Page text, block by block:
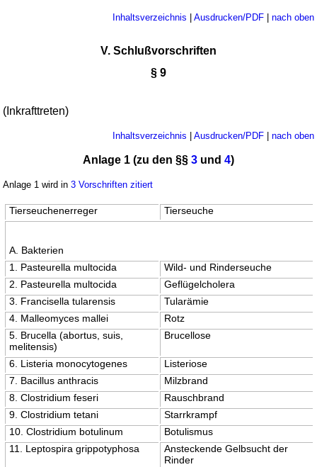
Inhaltsverzeichnis | Ausdrucken/PDF| nach oben
V. Schlußvorschriften
§ 9
(Inkrafttreten)
Inhaltsverzeichnis Ausdrucken/PDF| nach oben
Anlage 1 (zu den §§ 3 und 4)
Anlage 1 wird in3 Vorschriften zitiert
Tierseuchenerreger Tierseuche
A. Bakterien
1. Pasteurella multocida
Wild- und Rinderseuche
2. Pasteurella multocida
Geflügelcholera
3. Francisella tularensis
Tularämie
4. Malleomyces mallei
Rotz
5. Brucella (abortus, suis,
melitensis)
Brucellose
6. Listeria monocytogenes
Listeriose
7. Bacillus anthracis
Milzbrand
8. Clostridium feseri
Rauschbrand
9. Clostridium tetani
Starrkrampf
10. Clostridium botulinum
Botulismus
11. Leptospira grippotyphosa
Ansteckende Gelbsucht der
Rinder